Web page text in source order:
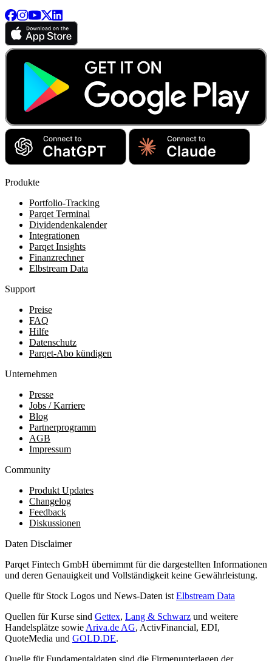
Produkte
Portfolio-Tracking
Parqet Terminal
Dividendenkalender
Integrationen
Parqet Insights
Finanzrechner
Elbstream Data
Support
Preise
FAQ
Hilfe
Datenschutz
Parqet-Abo kündigen
Unternehmen
Presse
Jobs / Karriere
Blog
Partnerprogramm
AGB
Impressum
Community
Produkt Updates
Changelog
Feedback
Diskussionen
Daten Disclaimer
Parqet Fintech GmbH übernimmt für die dargestellten Informationen
und deren Genauigkeit und Vollständigkeit keine Gewährleistung.
Quelle für Stock Logos und News-Daten ist Elbstream Data
Quellen für Kurse sind Gettex, Lang & Schwarz und weitere
Handelsplätze sowie Ariva.de AG, ActivFinancial, EDI,
QuoteMedia und GOLD.DE.
Quelle für Fundamentaldaten sind die Firmenunterlagen der